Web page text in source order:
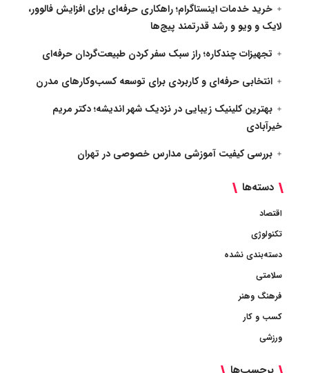
خرید خدمات اینستاگرام؛ راهکاری حرفه‌ای برای افزایش فالوور،
لایک و ویو و رشد قدرتمند پیج‌ها
تجهیزات چندکاره؛ راز سبک سفر کردن طبیعت‌گردان حرفه‌ای
انتخابی حرفه‌ای و کاربردی برای توسعه کسب‌وکارهای مدرن
بهترین کلینیک زیبایی در نزدیک شهر اندیشه؛ دکتر مریم
خیرآبادی
بررسی کیفیت آموزشی مدارس خصوصی در تهران
دسته‌ها
اقتصاد
تکنولوژی
دسته‌بندی نشده
سلامتی
فرهنگ وهنر
کسب و کار
ورزشی